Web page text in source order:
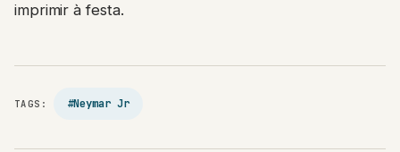
imprimir à festa.
TAGS: #Neymar Jr